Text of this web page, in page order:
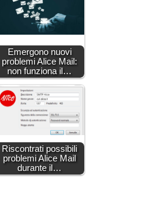
Emergono nuovi
problemi Alice Mail:
non funziona il…
Riscontrati possibili
problemi Alice Mail
durante il…